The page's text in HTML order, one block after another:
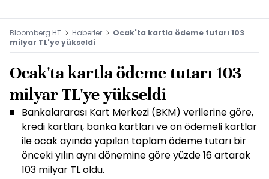
Bloomberg HT Haberler
Ocak'ta kartla ödeme tutarı 103
milyar TL'ye yükseldi
Ocak'ta kartla ödeme tutarı 103
milyar TL'ye yükseldi
Bankalararası Kart Merkezi (BKM) verilerine göre,
kredi kartları, banka kartları ve ön ödemeli kartlar
ile ocak ayında yapılan toplam ödeme tutarı bir
önceki yılın aynı dönemine göre yüzde 16 artarak
103 milyar TL oldu.